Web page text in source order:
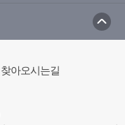
찾아오시는길